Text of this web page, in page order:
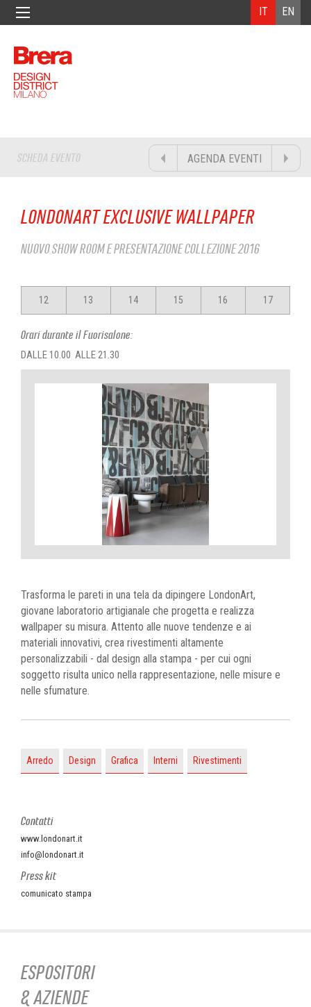
EN
IT
SCHEDA EVENTO AGENDA EVENTI
LONDONART EXCLUSIVE WALLPAPER
NUOVO SHOW ROOM E PRESENTAZIONE COLLEZIONE 2016
12 13 14 15 16 17
Orari durante il Fuorisalone:
DALLE 10.00 ALLE 21.30
Trasforma le pareti in una tela da dipingere LondonArt,
giovane laboratorio artigianale che progetta e realizza
wallpaper su misura. Attento alle nuove tendenze e ai
materiali innovativi, crea rivestimenti altamente
personalizzabili - dal design alla stampa - per cui ogni
soggetto risulta unico nella rappresentazione, nelle misure e
nelle sfumature.
Arredo Design Grafica Interni Rivestimenti
Contatti
www.londonart.it
info@londonart.it
Press kit
comunicato stampa
ESPOSITORI
& AZIENDE